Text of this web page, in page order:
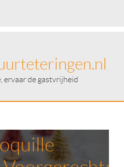
ervaar de gastvrijheid